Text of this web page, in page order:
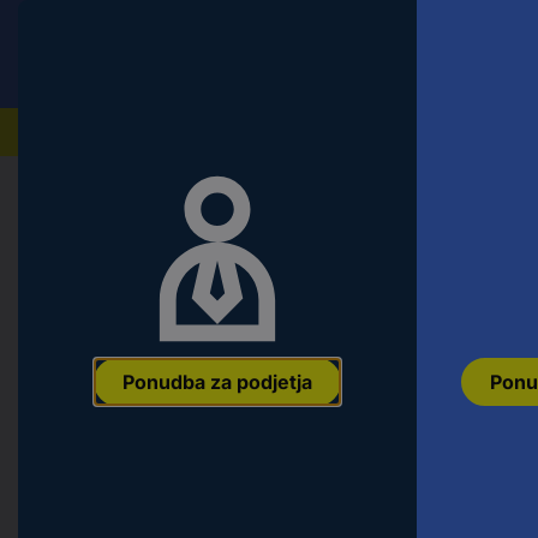
Ponudba za podjetja
Orodje & Delavnica Material za pritrditev
Blickle 225649 LKRA-VPA 101K-
Premer kolesa: 100 mm Nosilnost
4047526225643 Koda proizvajalca: Št. izdelka: